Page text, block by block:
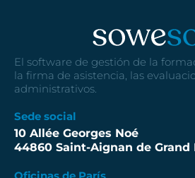
El software de gestión de la
la firma de asistencia, las
administrativos.
Sede social
10 Allée Georges Noé
44860 Saint-Aignan de Grand